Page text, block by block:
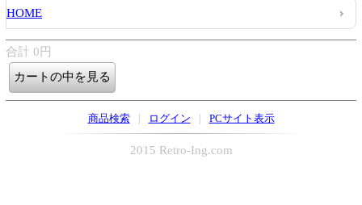
HOME
合計 0円
商品検索 | ログイン | PCサイト表示
2015 Retro-Ing.com